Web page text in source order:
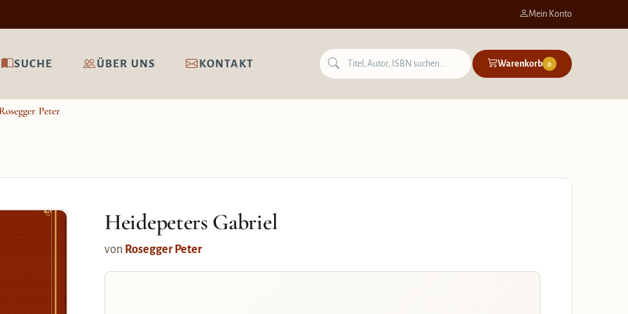
Mein Konto
SUCHE ÜBER UNS KONTAKT Warenkorb 0
Rosegger Peter
Heidepeters Gabriel
von Rosegger Peter